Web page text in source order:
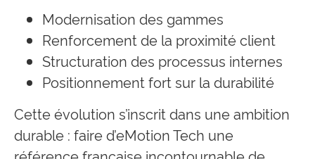
Modernisation des gammes
Renforcement de la proximité client
Structuration des processus internes
Positionnement fort sur la durabilité
Cette évolution s’inscrit dans une ambition
durable : faire d’eMotion Tech une